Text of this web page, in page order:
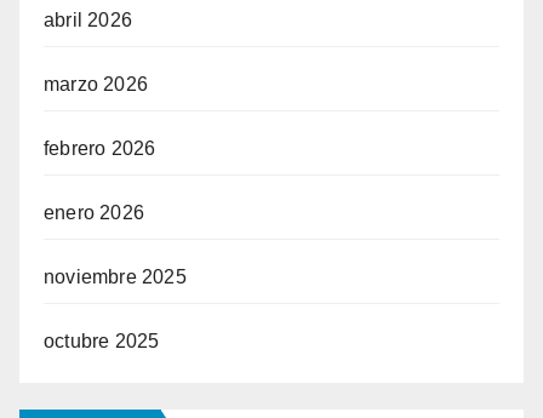
abril 2026
marzo 2026
febrero 2026
enero 2026
noviembre 2025
octubre 2025